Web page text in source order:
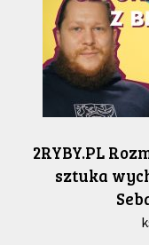
2RYBY.PL
sztuka